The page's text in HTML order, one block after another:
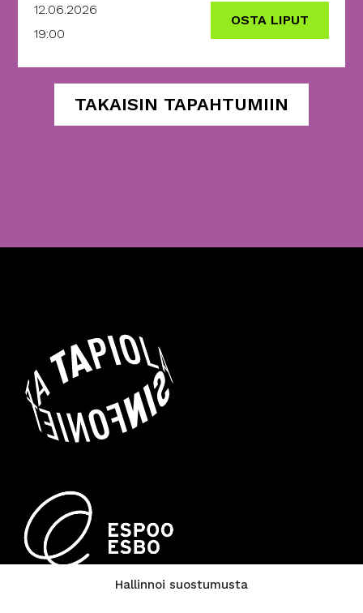
Hallinnoi suostumusta
12.06.2026
19:00
OSTA LIPUT
TAKAISIN TAPAHTUMIIN